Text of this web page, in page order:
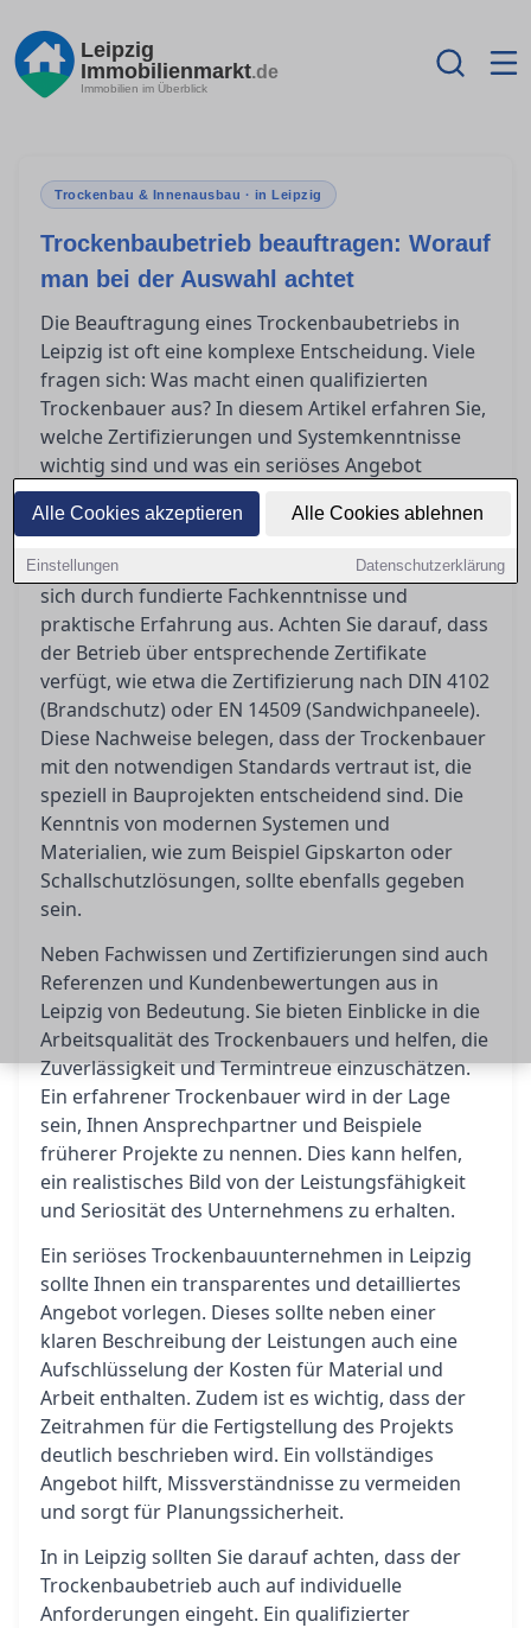
Alle Cookies akzeptieren Alle Cookies ablehnen
Einstellungen Datenschutzerklärung
Leipzig
Immobilienmarkt.de
Immobilien im Überblick
Trockenbau & Innenausbau · in Leipzig
Trockenbaubetrieb beauftragen: Worauf
man bei der Auswahl achtet
Die Beauftragung eines Trockenbaubetriebs in
Leipzig ist oft eine komplexe Entscheidung. Viele
fragen sich: Was macht einen qualifizierten
Trockenbauer aus? In diesem Artikel erfahren Sie,
welche Zertifizierungen und Systemkenntnisse
wichtig sind und was ein seriöses Angebot
enthalten sollte. So finden Sie den passenden
Partner für Ihr Bauvorhaben.
Ein qualifizierter Trockenbauer in Leipzig zeichnet
sich durch fundierte Fachkenntnisse und
praktische Erfahrung aus. Achten Sie darauf, dass
der Betrieb über entsprechende Zertifikate
verfügt, wie etwa die Zertifizierung nach DIN 4102
(Brandschutz) oder EN 14509 (Sandwichpaneele).
Diese Nachweise belegen, dass der Trockenbauer
mit den notwendigen Standards vertraut ist, die
speziell in Bauprojekten entscheidend sind. Die
Kenntnis von modernen Systemen und
Materialien, wie zum Beispiel Gipskarton oder
Schallschutzlösungen, sollte ebenfalls gegeben
sein.
Neben Fachwissen und Zertifizierungen sind auch
Referenzen und Kundenbewertungen aus in
Leipzig von Bedeutung. Sie bieten Einblicke in die
Arbeitsqualität des Trockenbauers und helfen, die
Zuverlässigkeit und Termintreue einzuschätzen.
Ein erfahrener Trockenbauer wird in der Lage
sein, Ihnen Ansprechpartner und Beispiele
früherer Projekte zu nennen. Dies kann helfen,
ein realistisches Bild von der Leistungsfähigkeit
und Seriosität des Unternehmens zu erhalten.
Ein seriöses Trockenbauunternehmen in Leipzig
sollte Ihnen ein transparentes und detailliertes
Angebot vorlegen. Dieses sollte neben einer
klaren Beschreibung der Leistungen auch eine
Aufschlüsselung der Kosten für Material und
Arbeit enthalten. Zudem ist es wichtig, dass der
Zeitrahmen für die Fertigstellung des Projekts
deutlich beschrieben wird. Ein vollständiges
Angebot hilft, Missverständnisse zu vermeiden
und sorgt für Planungssicherheit.
In in Leipzig sollten Sie darauf achten, dass der
Trockenbaubetrieb auch auf individuelle
Anforderungen eingeht. Ein qualifizierter